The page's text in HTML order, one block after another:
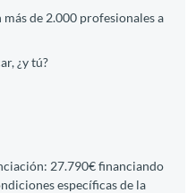
de 2.000 profesionales a
¿y tú?
27.790€ financiando
específicas de la